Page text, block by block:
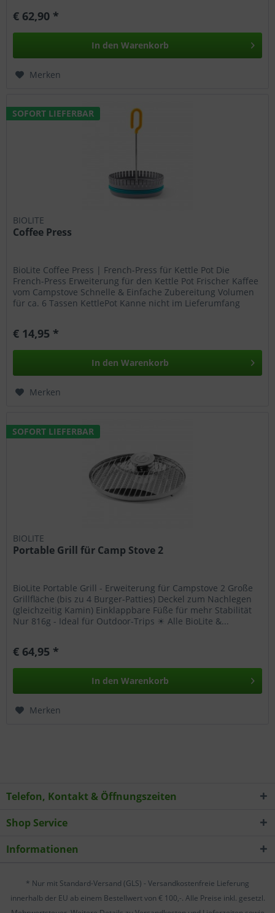
€ 62,90 *
In den Warenkorb
Merken
SOFORT LIEFERBAR
BIOLITE
Coffee Press
BioLite Coffee Press | French-Press für Kettle Pot Die
French-Press Erweiterung für den Kettle Pot Frischer Kaffee
vom Campstove Schnelle & Einfache Zubereitung Volumen
für ca. 6 Tassen KettlePot Kanne nicht im Lieferumfang
€ 14,95 *
In den Warenkorb
Merken
SOFORT LIEFERBAR
BIOLITE
Portable Grill für Camp Stove 2
BioLite Portable Grill - Erweiterung für Campstove 2 Große
Grillfläche (bis zu 4 Burger-Patties) Deckel zum Nachlegen
(gleichzeitig Kamin) Einklappbare Füße für mehr Stabilität
Nur 816g - Ideal für Outdoor-Trips ☀ Alle BioLite &...
€ 64,95 *
In den Warenkorb
Merken
Telefon, Kontakt & Öffnungszeiten
Shop Service
Informationen
* Nur mit Standard-Versand (GLS) - Versandkostenfreie Lieferung
innerhalb der EU ab einem Bestellwert von € 100,-. Alle Preise inkl. gesetzl.